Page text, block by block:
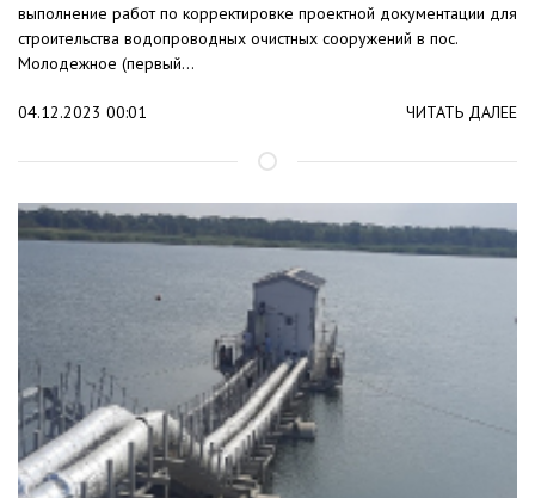
выполнение работ по корректировке проектной документации для
строительства водопроводных очистных сооружений в пос.
Молодежное (первый...
04.12.2023 00:01 ЧИТАТЬ ДАЛЕЕ